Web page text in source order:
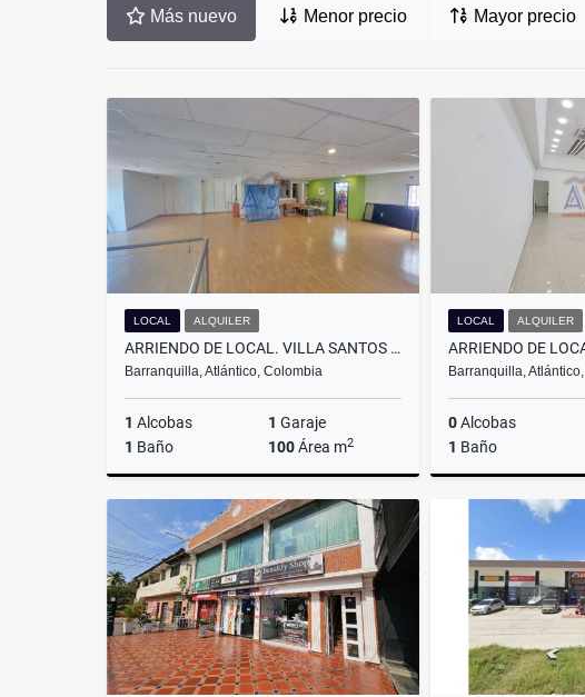
Más nuevo Menor precio Mayor precio
LOCAL ALQUILER
ARRIENDO DE LOCAL. VILLA SANTOS . BARRANQUILLA.
Barranquilla, Atlántico, Colombia
1 Alcobas 1 Garaje
1 Baño 100Área m2
Alquiler
$9.500.000
LOCAL ALQUILER
Barranquilla,
0Alcobas
1 Baño